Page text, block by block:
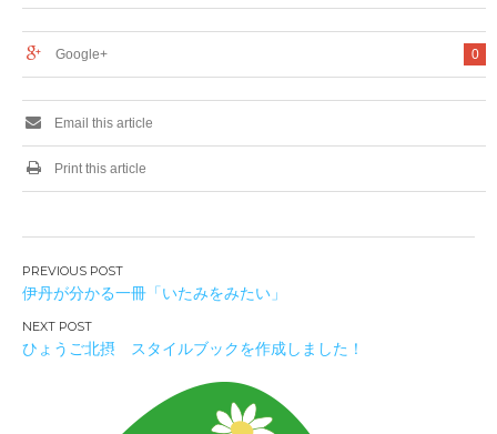
0
Google+
Email this article
Print this article
投
稿
ナ
ビ
伊丹が分かる一冊「いたみをみたい」
ひょうご北摂 スタイルブックを作成しました！